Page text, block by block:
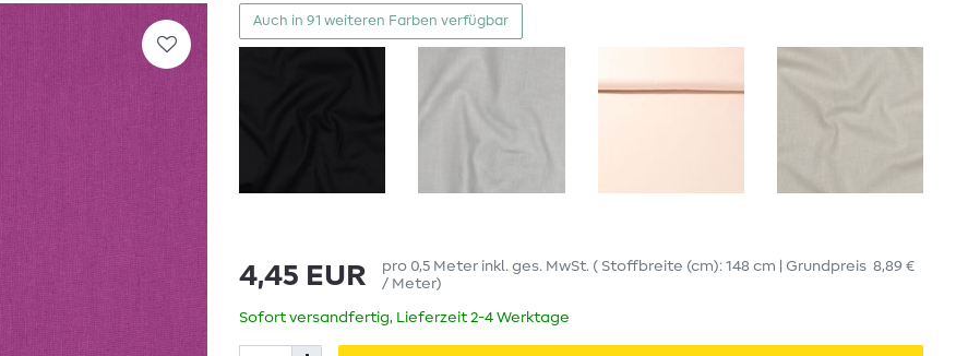
Auch in 91 weiteren Farben verfügbar
4,45 EUR pro 0,5 Meter inkl. ges. MwSt. ( Stoffbreite (cm): 148 cm | Grundpreis 8,89 €
/ Meter)
Sofort versandfertig, Lieferzeit 2-4 Werktage